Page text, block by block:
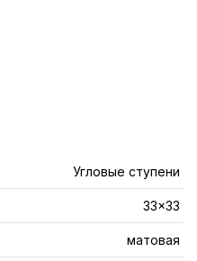
Угловые ступени
33x33
матовая